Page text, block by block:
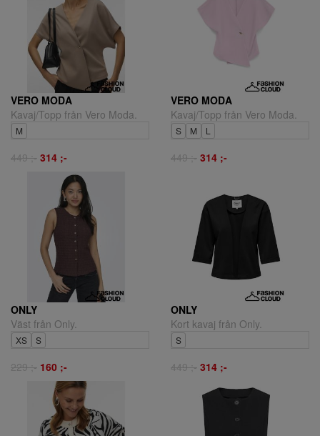
VERO MODA
Kavaj/Topp från Vero Moda.
M
449 ;- 314 ;-
VERO MODA
Kavaj/Topp från Vero Moda.
S M L
449 ;- 314 ;-
ONLY
Väst från Only.
XS S
229 ;- 160 ;-
ONLY
Kort kavaj från Only.
S
449 ;- 314 ;-